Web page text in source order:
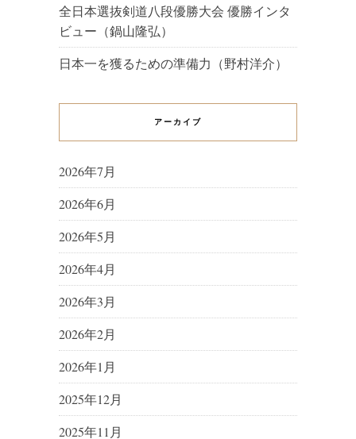
全日本選抜剣道八段優勝大会 優勝インタ
ビュー（鍋山隆弘）
日本一を獲るための準備力（野村洋介）
アーカイブ
2026年7月
2026年6月
2026年5月
2026年4月
2026年3月
2026年2月
2026年1月
2025年12月
2025年11月